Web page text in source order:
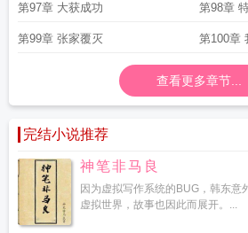
第97章 大获成功 第98章
第99章 张家覆灭 第100章
查看更多章节...
完结小说推荐
神笔非马良
因为虚拟写作系统的BUG，韩东意
虚拟世界，故事也因此而展开。...